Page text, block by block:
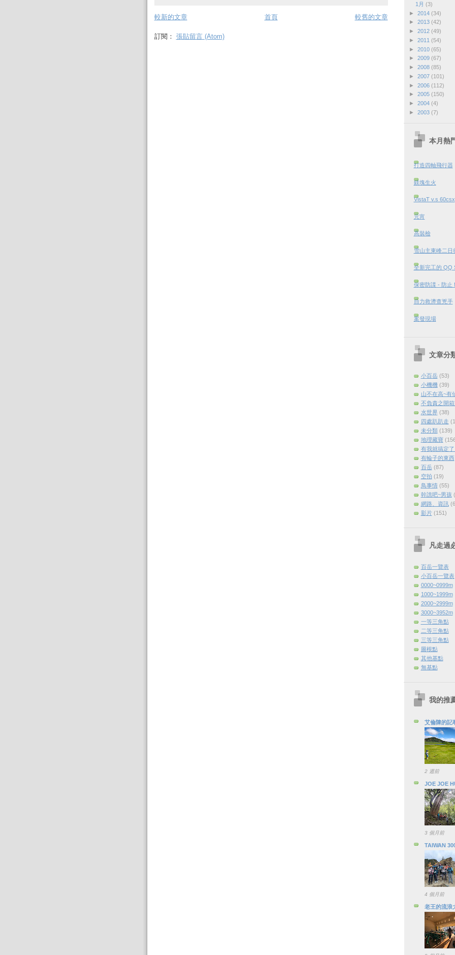
較新的文章 較舊的文章
首頁
訂閱： 張貼留言 (Atom)
1月 (3)
► 2014 (34)
► 2013 (42)
► 2012 (49)
► 2011 (54)
► 2010 (65)
► 2009 (67)
► 2008 (85)
► 2007 (101)
► 2006 (112)
► 2005 (150)
► 2004 (4)
► 2003 (7)
本月熱
打造四軸飛行器
鎂塊生火
VistaT v.s 60csx
元宵
高裝檢
雪山主東峰二日
全新完工的 QQ
保密防諜 - 防止
自力救濟查兇手
案發現場
文章分
小百岳 (53)
小機機 (39)
山不在高~有
不負責之開箱
水世界 (38)
四處趴趴走
未分類 (139)
地理藏寶
有我就搞定
有輪子的東西
百岳 (87)
空拍 (19)
鳥事情 (55)
幹譙吧~男孩
網路、資訊
影片 (151)
凡走過
百岳一覽表
小百岳一覽表
0000~0999m
1000~1999m
2000~2999m
3000~3952m
一等三角點
二等三角點
三等三角點
圖根點
其他基點
無基點
我的推
艾倫陳的記
2 週前
JOE JOE
3 個月前
TAIWAN
4 個月前
老王的流浪